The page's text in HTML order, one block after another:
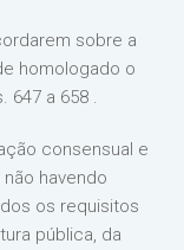
sobre a
homologado o
647 a 658 .
consensual e
havendo
os requisitos
pública, da